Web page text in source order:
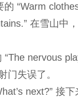
的 “Warm
在雪山中
“The nervous
门失误了。
next?” 接